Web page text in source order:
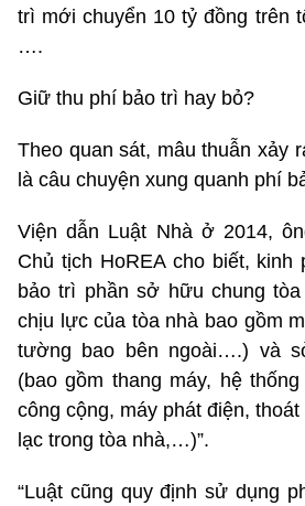
trì mới chuyển 10 tỷ đồng trên
….
Giữ thu phí bảo trì hay bỏ?
Theo quan sát, mâu thuẫn xảy
là câu chuyện xung quanh phí
Viện dẫn Luật Nhà ở 2014,
Chủ tịch HoREA cho biết,
bảo trì phần sở hữu chung
chịu lực của tòa nhà bao gồm
tường bao bên ngoài….) và
(bao gồm thang máy, hệ
công cộng, máy phát điện,
lạc trong tòa nhà,…)”.
“Luật cũng quy định sử dụng